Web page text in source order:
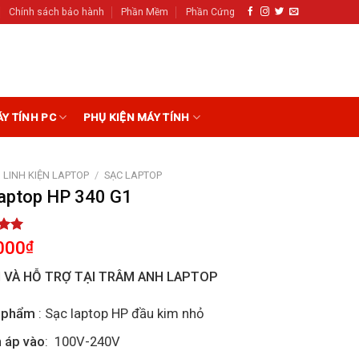
Chính sách bảo hành Phần Mềm Phần Cứng
TÍNH PC PHỤ KIỆN MÁY TÍNH
LINH KIỆN LAPTOP / SẠC LAPTOP
HP 340 G1
₫
VÀ HỖ TRỢ TẠI TRÂM ANH LAPTOP
: Sạc laptop HP đầu kim nhỏ
áp vào: 100V-240V